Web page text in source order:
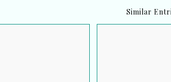
Similar